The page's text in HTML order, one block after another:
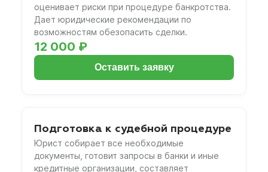
оценивает риски при процедуре банкротства.
Дает юридические рекомендации по
возможностям обезопасить сделки.
12 000 ₽
Оставить заявку
Подготовка к судебной процедуре
Юрист собирает все необходимые
документы, готовит запросы в банки и иные
кредитные организации, составляет